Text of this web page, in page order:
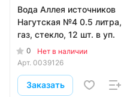
Вода Аллея источников
Нагутская №4 0.5 литра,
газ, стекло, 12 шт. в уп.
0
Нет в наличии
Арт. 0039126
Заказать